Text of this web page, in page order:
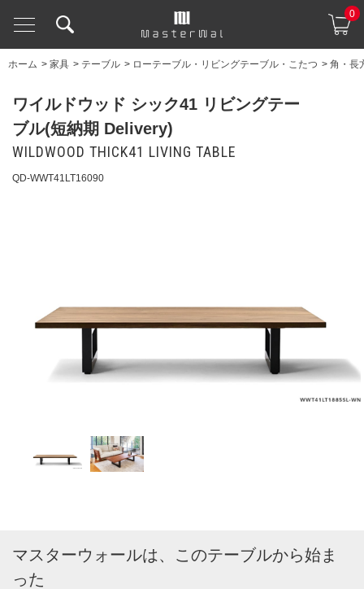
0
ホーム > 家具 > テーブル > ローテーブル・リビングテーブル・こたつ > 角・長
ワイルドウッド シック41 リビングテー
ブル(短納期 Delivery)
WILDWOOD THICK41 LIVING TABLE
QD-WWT41LT16090
マスターウォールは、このテーブルから始ま
った